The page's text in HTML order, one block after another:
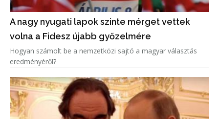
A nagy nyugati lapok szinte mérget vettek
volna a Fidesz újabb győzelmére
Hogyan számolt be a nemzetközi sajtó a magyar választás
eredményéről?